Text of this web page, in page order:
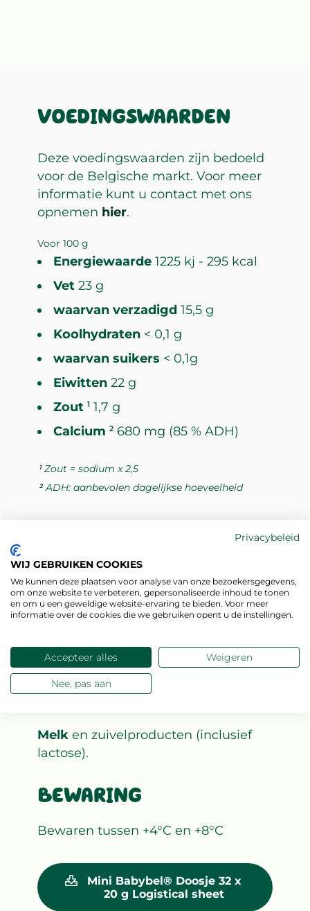
VOEDINGSWAARDEN
Deze voedingswaarden zijn bedoeld
voor de Belgische markt. Voor meer
informatie kunt u contact met ons
opnemen hier.
Voor 100 g
Energiewaarde 1225 kj - 295 kcal
Vet 23 g
waarvan verzadigd 15,5 g
Koolhydraten < 0,1 g
waarvan suikers < 0,1g
Eiwitten 22 g
Zout 1 1,7 g
Calcium 2 680 mg (85 % ADH)
1Zout = sodium x 2,5
2ADH: aanbevolen dagelijkse hoeveelheid
INGREDIËNTEN
Gepasteuriseerde melk, zout,
stremsel.
ALLERGENEN
Melk en zuivelproducten (inclusief
lactose).
BEWARING
Bewaren tussen +4°C en +8°C
Mini Babybel® Doosje 32 x
20 g Logistical sheet
Privacybeleid
WIJ GEBRUIKEN COOKIES
We kunnen deze plaatsen voor analyse van onze bezoekersgegevens,
om onze website te verbeteren, gepersonaliseerde inhoud te tonen
en om u een geweldige website-ervaring te bieden. Voor meer
informatie over de cookies die we gebruiken opent u de instellingen.
Accepteer alles Weigeren
Nee, pas aan